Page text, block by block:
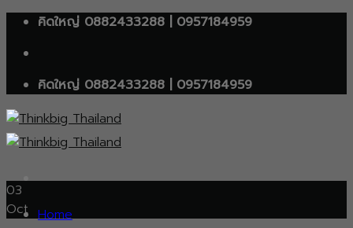
Skip
content
คิดใหญ่ 0882433288 | 0957184959
คิดใหญ่ 0882433288 | 0957184959
Home
03
Oct